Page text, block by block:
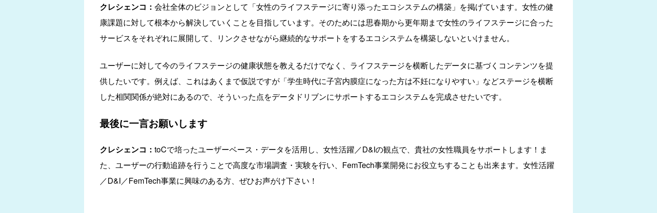
クレシェンコ： 会社全体のビジョンとして「女性のライフステージに寄り添ったエコシステムの構築」を掲げています。女性の健
康課題に対して根本から解決していくことを目指しています。そのためには思春期から更年期まで女性のライフステージに合った
サービスをそれぞれに展開して、リンクさせながら継続的なサポートをするエコシステムを構築しないといけません。
ユーザーに対して今のライフステージの健康状態を教えるだけでなく、ライフステージを横断したデータに基づくコンテンツを提
供したいです。例えば、これはあくまで仮説ですが「学生時代に子宮内膜症になった方は不妊になりやすい」などステージを横断
した相関関係が絶対にあるので、そういった点をデータドリブンにサポートするエコシステムを完成させたいです。
最後に一言お願いします
クレシェンコ： toCで培ったユーザーベース・データを活用し、女性活躍／D&Iの観点で、貴社の女性職員をサポートします！ま
た、ユーザーの行動追跡を行うことで高度な市場調査・実験を行い、FemTech事業開発にお役立ちすることも出来ます。女性活躍
／D&I／FemTech事業に興味のある方、ぜひお声がけ下さい！